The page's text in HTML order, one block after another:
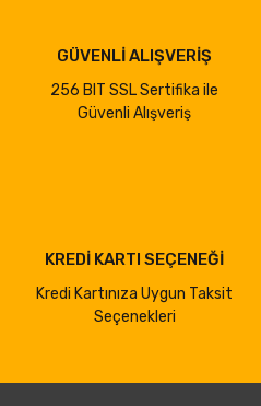
GÜVENLİ ALIŞVERİŞ
256 BIT SSL Sertifika ile
Güvenli Alışveriş
KREDİ KARTI SEÇENEĞİ
Kredi Kartınıza Uygun Taksit
Seçenekleri